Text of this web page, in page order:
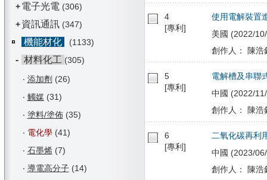
+ 電子光電 (306)
+ 資訊通訊(347)
機能材化 (1133)
- 材料化工 (305)
‧ 添加劑 (26)
‧ 觸媒(31)
‧ 塗料/塗佈(35)
‧ 電化學(41)
‧ 石墨烯(7)
‧ 導電高分子(14)
4
[專利]
使用電解裝置
美國 (2022/
創作人： 陳浩
5
[專利]
電解槽及串聯
中國 (2022/
創作人： 陳浩
6
[專利]
二氧化碳再利
中國 (2023/
創作人： 陳浩